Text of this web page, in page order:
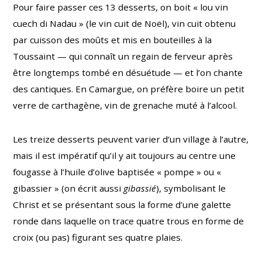
Pour faire passer ces 13 desserts, on boit « lou vin
cuech di Nadau » (le vin cuit de Noël), vin cuit obtenu
par cuisson des moûts et mis en bouteilles à la
Toussaint — qui connaît un regain de ferveur après
être longtemps tombé en désuétude — et l’on chante
des cantiques. En Camargue, on préfère boire un petit
verre de carthagène, vin de grenache muté à l’alcool.
Les treize desserts peuvent varier d’un village à l’autre,
mais il est impératif qu’il y ait toujours au centre une
fougasse à l’huile d’olive baptisée « pompe » ou «
gibassier » (on écrit aussi gibassié), symbolisant le
Christ et se présentant sous la forme d’une galette
ronde dans laquelle on trace quatre trous en forme de
croix (ou pas) figurant ses quatre plaies.